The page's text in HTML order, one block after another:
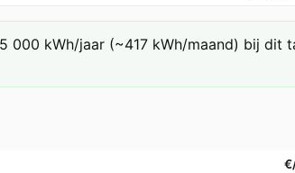
000 kWh/jaar (~417 kWh/maand) bij